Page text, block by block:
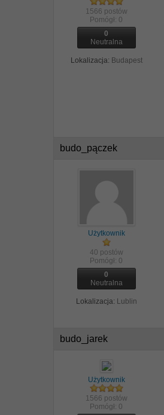
1566 postów
Pomógł: 0
0
Neutralna
Lokalizacja: Budapest
budo_pączek
Użytkownik
40 postów
Pomógł: 0
0
Neutralna
Lokalizacja: Lublin
budo_jarek
Użytkownik
1566 postów
Pomógł: 0